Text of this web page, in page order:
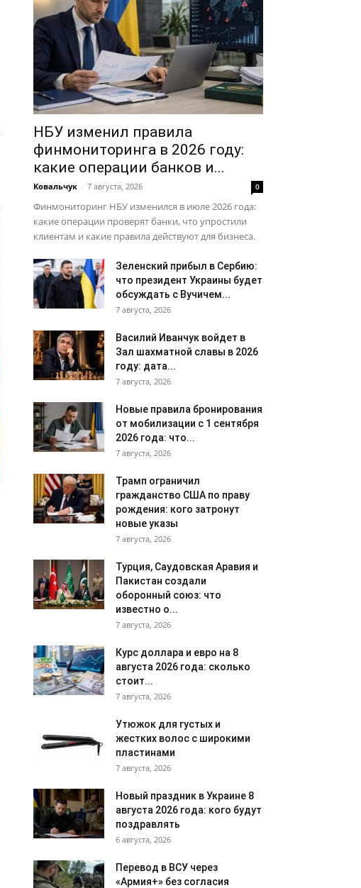
НБУ изменил правила
финмониторинга в 2026 году:
какие операции банков и...
Ковальчук - 7 августа, 2026 0
Финмониторинг НБУ изменился в июле 2026 года:
какие операции проверят банки, что упростили
клиентам и какие правила действуют для бизнеса.
Зеленский прибыл в Сербию:
что президент Украины будет
обсуждать с Вучичем...
7 августа, 2026
Василий Иванчук войдет в
Зал шахматной славы в 2026
году: дата...
7 августа, 2026
Новые правила бронирования
от мобилизации с 1 сентября
2026 года: что...
7 августа, 2026
Трамп ограничил
гражданство США по праву
рождения: кого затронут
новые указы
7 августа, 2026
Турция, Саудовская Аравия и
Пакистан создали
оборонный союз: что
известно о...
7 августа, 2026
Курс доллара и евро на 8
августа 2026 года: сколько
стоит...
7 августа, 2026
Утюжок для густых и
жестких волос с широкими
пластинами
7 августа, 2026
Новый праздник в Украине 8
августа 2026 года: кого будут
поздравлять
6 августа, 2026
Перевод в ВСУ через
«Армия+» без согласия